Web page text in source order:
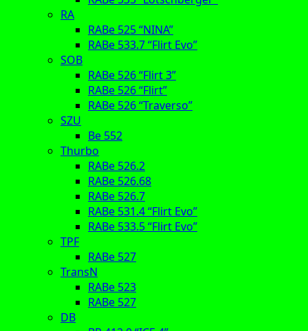
RA
RABe 525 “NINA”
RABe 533.7 “Flirt Evo”
SOB
RABe 526 “Flirt 3”
RABe 526 “Flirt”
RABe 526 “Traverso”
SZU
Be 552
Thurbo
RABe 526.2
RABe 526.68
RABe 526.7
RABe 531.4 “Flirt Evo”
RABe 533.5 “Flirt Evo”
TPF
RABe 527
TransN
RABe 523
RABe 527
DB